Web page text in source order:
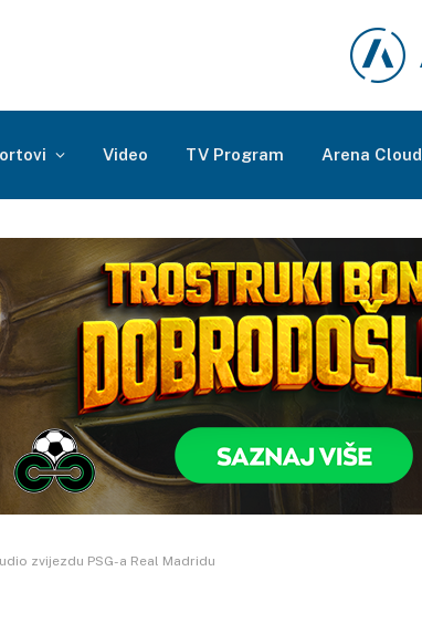
Video TV Program Arena Cloud
zvijezdu PSG-a Real Madridu